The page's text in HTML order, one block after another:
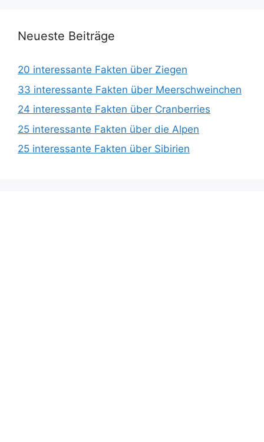
Neueste Beiträge
20 interessante Fakten über Ziegen
33 interessante Fakten über Meerschweinchen
24 interessante Fakten über Cranberries
25 interessante Fakten über die Alpen
25 interessante Fakten über Sibirien